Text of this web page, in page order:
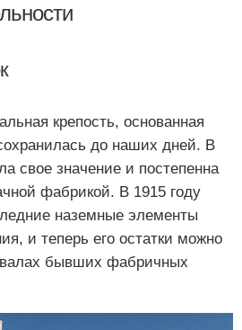
крепость, основанная
до наших дней. В
свое значение и постепенна
фабрикой. В 1915 году
наземные элементы
и теперь его остатки можно
бывших фабричных